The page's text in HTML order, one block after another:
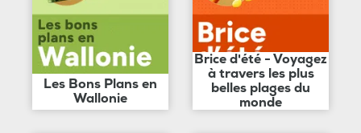
Les Bons Plans en
Wallonie
Brice d'été - Voyagez
à travers les plus
belles plages du
monde